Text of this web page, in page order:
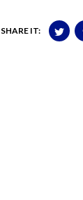
SHARE IT: